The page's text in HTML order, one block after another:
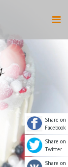
Share on
Facebook
Share on
Twitter
Share on